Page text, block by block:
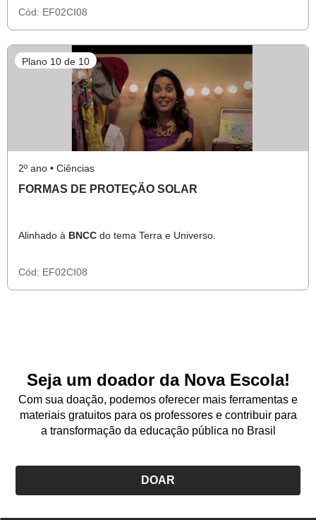
Cód: EF02CI08
Plano 10 de 10
2º ano • Ciências
FORMAS DE PROTEÇÃO SOLAR
Alinhado à BNCC do tema Terra e Universo.
Cód: EF02CI08
Seja um doador da Nova Escola!
Com sua doação, podemos oferecer mais ferramentas e
materiais gratuitos para os professores e contribuir para
a transformação da educação pública no Brasil
DOAR